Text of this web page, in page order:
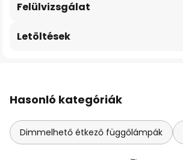
Felülvizsgálat
Letöltések
Hasonló kategóriák
Dimmelhető étkező függőlámpák